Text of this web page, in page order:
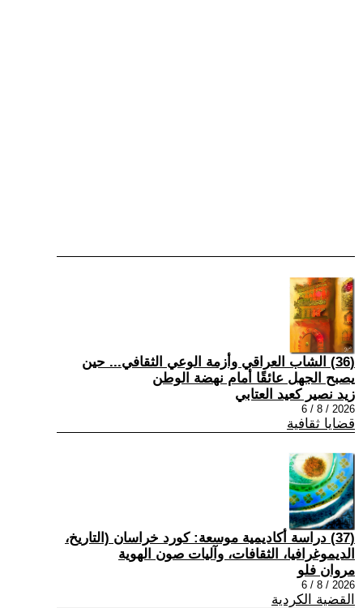
(36) الشاب العراقي وأزمة الوعي الثقافي... حين
يصبح الجهل عائقًا أمام نهضة الوطن
زيد نصير كعيد العتابي
2026 / 8 / 6
قضايا ثقافية
(37) دراسة أكاديمية موسعة: كورد خراسان (التاريخ،
الديموغرافيا، الثقافات، وآليات صون الهوية
مروان فلو
2026 / 8 / 6
القضية الكردية